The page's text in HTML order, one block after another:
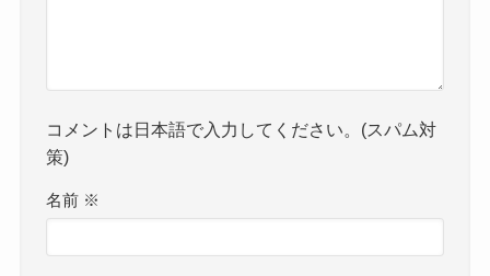
コメントは日本語で入力してください。(スパム対
策)
名前 ※